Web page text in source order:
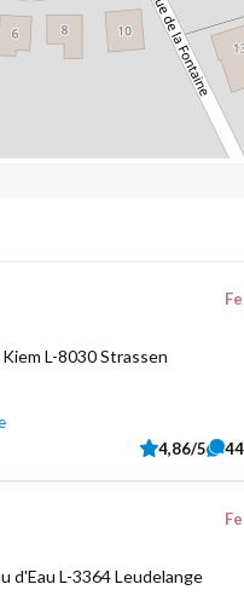
L-8030 Strassen
4,86/5 44
d'Eau L-3364 Leudelange